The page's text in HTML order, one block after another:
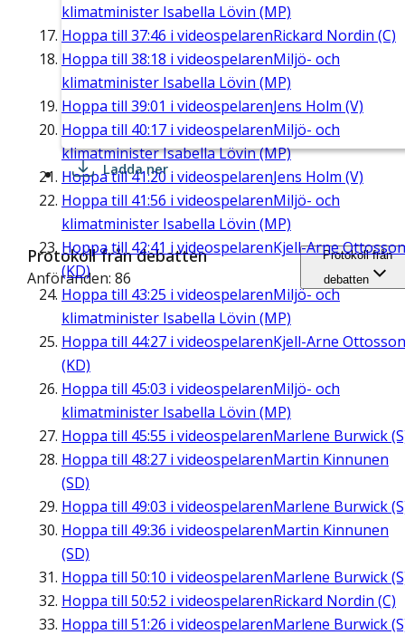
klimatminister Isabella Lövin (MP)
Hoppa till 37:46 i videospelarenRickard Nordin (C)
Hoppa till 38:18 i videospelarenMiljö- och
klimatminister Isabella Lövin (MP)
Hoppa till 39:01 i videospelarenJens Holm (V)
Hoppa till 40:17 i videospelarenMiljö- och
klimatminister Isabella Lövin (MP)
Hoppa till41:20 i videospelarenJens Holm (V)
Hoppa till 41:56 i videospelarenMiljö- och
klimatminister Isabella Lövin (MP)
Hoppa till 42:41 i videospelarenKjell-Arne Ottosson
(KD)
Hoppa till 43:25 i videospelarenMiljö- och
klimatminister Isabella Lövin (MP)
Hoppa till 44:27 i videospelarenKjell-Arne Ottosson
(KD)
Hoppa till 45:03 i videospelarenMiljö- och
klimatminister Isabella Lövin (MP)
Hoppa till 45:55 i videospelarenMarlene Burwick
Hoppa till 48:27 i videospelarenMartin Kinnunen
(SD)
Hoppa till 49:03 i videospelarenMarlene Burwick
Hoppa till 49:36 i videospelarenMartin Kinnunen
(SD)
Hoppa till 50:10 i videospelarenMarlene Burwick
Hoppa till 50:52 i videospelarenRickard Nordin (C)
Hoppa till 51:26 i videospelarenMarlene Burwick
Ladda ner
Protokoll från debatten
Anföranden: 86
Protokoll från
debatten